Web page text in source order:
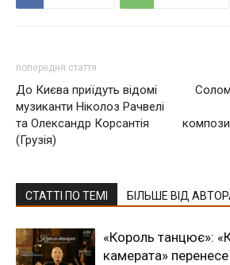
попередня стаття
До Києва приїдуть відомі
музиканти Ніколоз Рачвелі
та Олександр Корсантія
(Грузія)
СТАТТІ ПО ТЕМІ БІЛЬШЕ ВІД
«Король танцює»:
камерата» перенесе